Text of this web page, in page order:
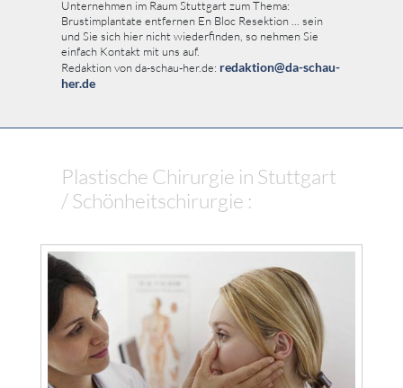
Unternehmen im Raum Stuttgart zum Thema:
Brustimplantate entfernen En Bloc Resektion ... sein
und Sie sich hier nicht wiederfinden, so nehmen Sie
einfach Kontakt mit uns auf.
Redaktion von da-schau-her.de: redaktion@da-schau-
her.de
Plastische Chirurgie in Stuttgart
/ Schönheitschirurgie :